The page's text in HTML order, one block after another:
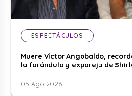
ESPECTÁCULOS
Muere Víctor Angobaldo,
la farándula y expareja de
05 Ago 2026